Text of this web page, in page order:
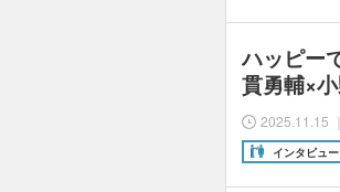
ハッピー
貫勇輔×
2025.11.15
インタビュー